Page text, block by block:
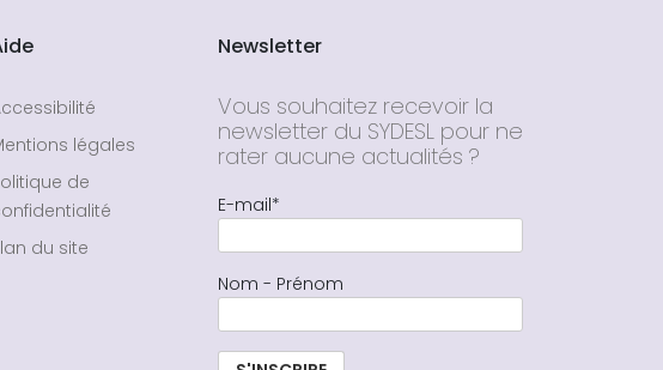
légales
de
du site
Newsletter
Vous souhaitez recevoir la
newsletter du SYDESL pour ne
rater aucune actualités ?
E-mail*
Nom - Prénom